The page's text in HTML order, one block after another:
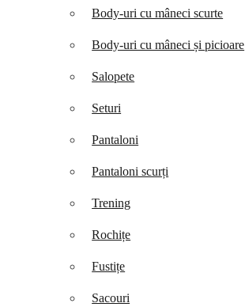
Body-uri cu mâneci scurte
Body-uri cu mâneci și picioare
Salopete
Seturi
Pantaloni
Pantaloni scurți
Trening
Rochițe
Fustițe
Sacouri